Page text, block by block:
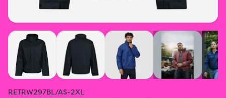
RETRW297BL/AS-2XL